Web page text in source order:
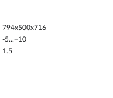
794x500x716
-5...+10
1.5